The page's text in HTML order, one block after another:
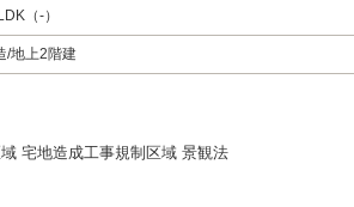
（-）
/地上2階建
宅地造成工事規制区域 景観法